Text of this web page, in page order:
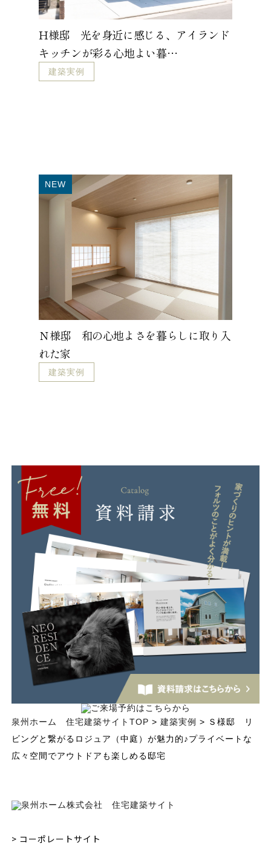
H様邸 光を身近に感じる、アイランド
キッチンが彩る心地よい暮…
建築実例
NEW
Ｎ様邸 和の心地よさを暮らしに取り入
れた家
建築実例
泉州ホーム 住宅建築サイトTOP >建築実例 > Ｓ様邸 リ
ビングと繋がるロジュア（中庭）が魅力的♪プライベートな
広々空間でアウトドアも楽しめる邸宅
> コーポレートサイト